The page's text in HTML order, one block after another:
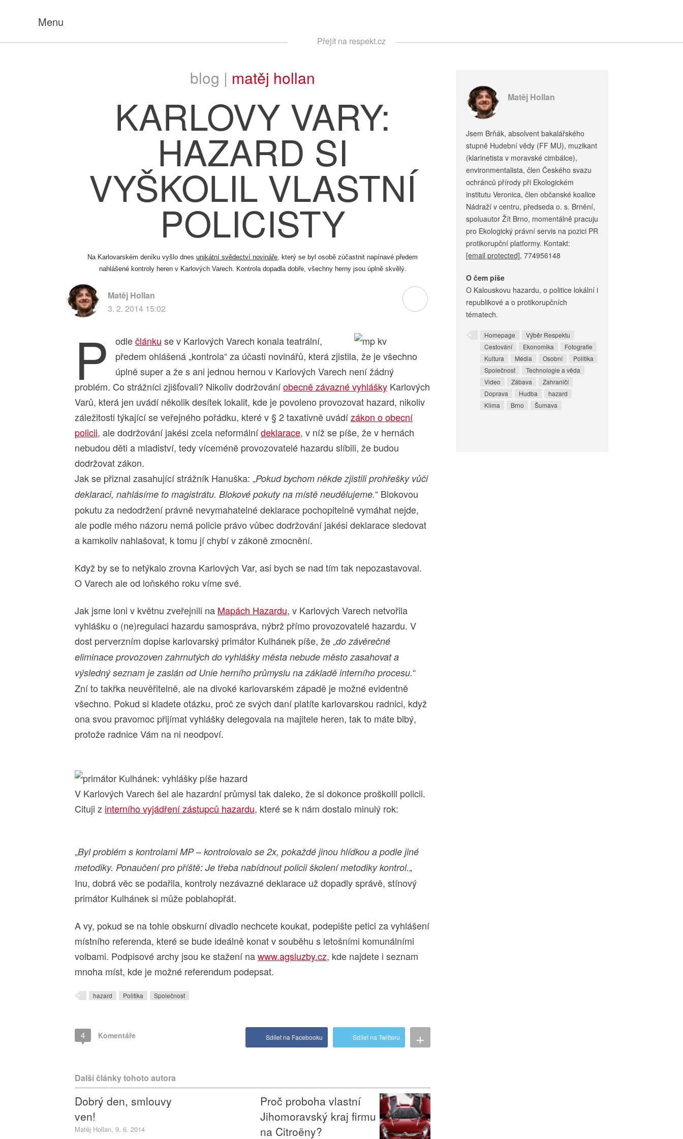
Menu
Přejít na respekt.cz
blog | matěj hollan
KARLOVY VARY:
HAZARD SI
VYŠKOLIL VLASTNÍ
POLICISTY
Na Karlovarském deníku vyšlo dnes unikátní svědectví novináře, který se byl osobě zúčastnit napínavé předem
nahlášené kontroly heren v Karlových Varech. Kontrola dopadla dobře, všechny herny jsou úplně skvělý.
Matěj Hollan
3. 2. 2014 15:02
P odlečlánku se v Karlových Varech konala teatrální,
předem ohlášená „kontrola“ za účasti novinářů, která zjistila, že je všechno
úplně super a že s ani jednou hernou v Karlových Varech není žádný
problém. Co strážníci zjišťovali? Nikoliv dodržováníobecně závazné vyhlášky Karlových
Varů, která jen uvádí několik desítek lokalit, kde je povoleno provozovat hazard, nikoliv
záležitosti týkající se veřejného pořádku, které v § 2 taxativně uvádízákon o obecní
policii, ale dodržování jakési zcela neformálnídeklarace, v níž se píše, že v hernách
nebudou děti a mladiství, tedy víceméně provozovatelé hazardu slíbili, že budou
dodržovat zákon.
Jak se přiznal zasahující strážník Hanuška: „Pokud bychom někde zjistili prohřešky vůči
deklaraci, nahlásíme to magistrátu. Blokové pokuty na místě neudělujeme.“ Blokovou
pokutu za nedodržení právně nevymahatelné deklarace pochopitelně vymáhat nejde,
ale podle mého názoru nemá policie právo vůbec dodržování jakési deklarace sledovat
a kamkoliv nahlašovat, k tomu jí chybí v zákoně zmocnění.
Když by se to netýkalo zrovna Karlových Var, asi bych se nad tím tak nepozastavoval.
O Varech ale od loňského roku víme své.
Jak jsme loni v květnu zveřejnili na Mapách Hazardu, v Karlových Varech netvořila
vyhlášku o (ne)regulaci hazardu samospráva, nýbrž přímo provozovatelé hazardu. V
dost perverzním dopise karlovarský primátor Kulhánek píše, že „do závěrečné
eliminace provozoven zahrnutých do vyhlášky města nebude město zasahovat a
výsledný seznam je zaslán od Unie herního průmyslu na základě interního procesu.“
Zní to takřka neuvěřitelně, ale na divoké karlovarském západě je možné evidentně
všechno. Pokud si kladete otázku, proč ze svých daní platíte karlovarskou radnici, když
ona svou pravomoc přijímat vyhlášky delegovala na majitele heren, tak to máte blbý,
protože radnice Vám na ni neodpoví.
V Karlových Varech šel ale hazardní průmysl tak daleko, že si dokonce proškolil policii.
Cituji z interního vyjádření zástupců hazardu, které se k nám dostalo minulý rok:
„Byl problém s kontrolami MP – kontrolovalo se 2x, pokaždé jinou hlídkou a podle jiné
metodiky. Ponaučení pro příště: Je třeba nabídnout policii školení metodiky kontrol.„
Inu, dobrá věc se podařila, kontroly nezávazné deklarace už dopadly správě, stínový
primátor Kulhánek si může poblahopřát.
A vy, pokud se na tohle obskurní divadlo nechcete koukat, podepište petici za vyhlášení
místního referenda, které se bude ideálně konat v souběhu s letošními komunálními
volbami. Podpisové archy jsou ke stažení nawww.agsluzby.cz, kde najdete i seznam
mnoha míst, kde je možné referendum podepsat.
hazard Politika Společnost
4 Komentáře +
Sdílet na Twitteru
Sdílet na Facebooku
Další články tohoto autora
Dobrý den, smlouvy
ven!
Matěj Hollan, 9. 6. 2014
Proč proboha vlastní
Jihomoravský kraj firmu
na Citroëny?
Matěj Hollan
Jsem Brňák, absolvent bakalářského
stupně Hudební vědy (FF MU), muzikant
(klarinetista v moravské cimbálce),
environmentalista, člen Českého svazu
ochránců přírody při Ekologickém
institutu Veronica, člen občanské koalice
Nádraží v centru, předseda o. s. Brnění,
spoluautor Žít Brno, momentálně pracuju
pro Ekologický právní servis na pozici PR
protikorupční platformy. Kontakt:
[email protected], 774956148
O čem píše
O Kalouskovu hazardu, o politice lokální i
republikové a o protikorupčních
tématech.
Homepage
Výběr Respektu
Cestování
Ekonomika
Fotografie
Kultura
Média Osobní
Politika
Společnost
Technologie a věda
Video
Zábava
Zahraničí
Doprava
Hudba
hazard
Klima
Brno Šumava